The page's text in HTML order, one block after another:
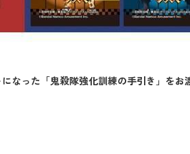
なった「鬼殺隊強化訓練の手引き」を